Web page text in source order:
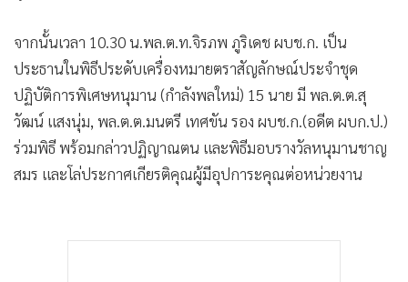
จากนั้นเวลา 10.30 น.พล.ต.ท.จิรภพ ภูริเดช ผบช.ก. เป็น
ประธานในพิธีประดับเครื่องหมายตราสัญลักษณ์ประจำชุด
ปฏิบัติการพิเศษหนุมาน (กำลังพลใหม่) 15 นาย มี พล.ต.ต.สุ
วัฒน์ แสงนุ่ม, พล.ต.ต.มนตรี เทศขัน รอง ผบช.ก.(อดีต ผบก.ป.)
ร่วมพิธี พร้อมกล่าวปฏิญาณตน และพิธีมอบรางวัลหนุมานชาญ
สมร และโล่ประกาศเกียรติคุณผู้มีอุปการะคุณต่อหน่วยงาน